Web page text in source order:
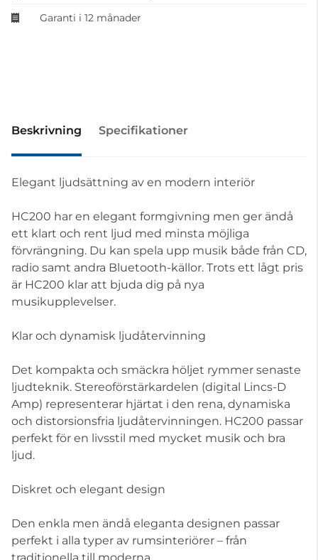
Garanti i 12 månader
Beskrivning Specifikationer
Elegant ljudsättning av en modern interiör
HC200 har en elegant formgivning men ger ändå
ett klart och rent ljud med minsta möjliga
förvrängning. Du kan spela upp musik både från CD,
radio samt andra Bluetooth-källor. Trots ett lågt pris
är HC200 klar att bjuda dig på nya
musikupplevelser.
Klar och dynamisk ljudåtervinning
Det kompakta och smäckra höljet rymmer senaste
ljudteknik. Stereoförstärkardelen (digital Lincs-D
Amp) representerar hjärtat i den rena, dynamiska
och distorsionsfria ljudåtervinningen. HC200 passar
perfekt för en livsstil med mycket musik och bra
ljud.
Diskret och elegant design
Den enkla men ändå eleganta designen passar
perfekt i alla typer av rumsinteriörer – från